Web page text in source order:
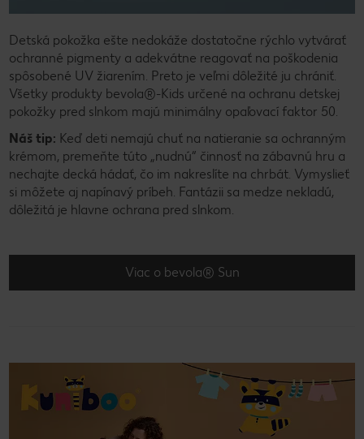
Detská pokožka ešte nedokáže dostatočne rýchlo vytvárať
ochranné pigmenty a adekvátne reagovať na poškodenia
spôsobené UV žiarením. Preto je veľmi dôležité ju chrániť.
Všetky produkty bevola®-Kids určené na ochranu detskej
pokožky pred slnkom majú minimálny opaľovací faktor 50.
Náš tip: Keď deti nemajú chuť na natieranie sa ochranným
krémom, premeňte túto „nudnú“ činnosť na zábavnú hru a
nechajte decká hádať, čo im nakreslíte na chrbát. Vymyslieť
si môžete aj napínavý príbeh. Fantázii sa medze nekladú,
dôležitá je hlavne ochrana pred slnkom.
Viac o bevola® Sun